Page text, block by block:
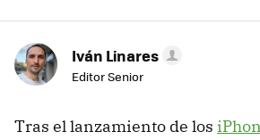
Iván Linares
Editor Senior
Tras el lanzamiento de los